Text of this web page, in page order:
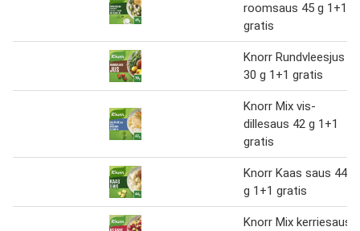
roomsaus 45 g 1+1
gratis
Knorr Rundvleesjus
30 g 1+1 gratis
Knorr Mix vis-
dillesaus 42 g 1+1
gratis
Knorr Kaas saus 44
g 1+1 gratis
Knorr Mix kerriesaus